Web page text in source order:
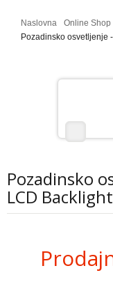
Projekti - uradi sam
Video Galerija
Mala škola letenja
RC AUTOMOBILI
Modeli automobila -
Prodaja i cene rc
Naslovna Online Shop
Pozadinsko osvetljenje
Pozadinsko
LCD